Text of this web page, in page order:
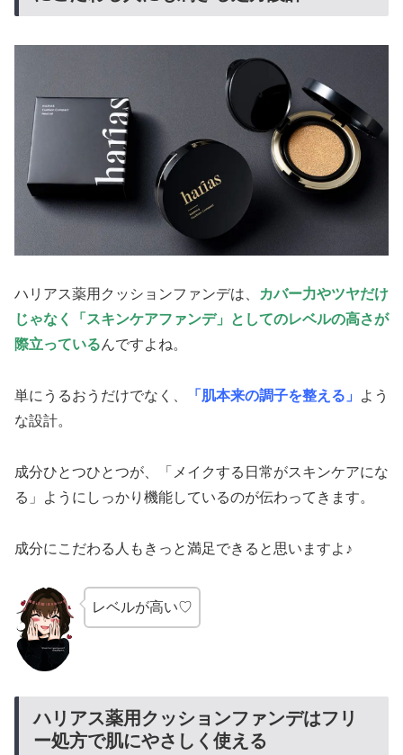
ハリアス薬用クッションファンデは、
カバー力やツヤだけ
じゃなく「スキンケアファンデ」としてのレベルの高さが
際立っているんですよね。
単にうるおうだけでなく、 「肌本来の調子を整える」
よう
な設計。
成分ひとつひとつが、「メイクする日常がスキンケアにな
る」ようにしっかり機能しているのが伝わってきます。
成分にこだわる人もきっと満足できると思いますよ♪
レベルが高い♡
ハリアス薬用クッションファンデはフリ
ー処方で肌にやさしく使える